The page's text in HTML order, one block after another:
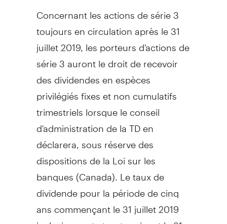
Concernant les actions de série 3
toujours en circulation après le 31
juillet 2019, les porteurs d'actions de
série 3 auront le droit de recevoir
des dividendes en espèces
privilégiés fixes et non cumulatifs
trimestriels lorsque le conseil
d'administration de la TD en
déclarera, sous réserve des
dispositions de la Loi sur les
banques (Canada). Le taux de
dividende pour la période de cinq
ans commençant le 31 juillet 2019